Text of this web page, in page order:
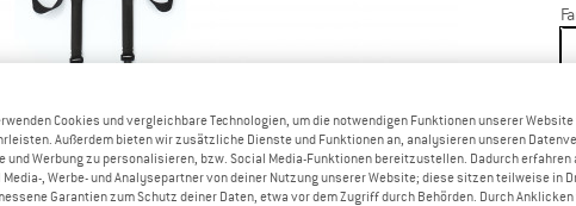
Cookies und vergleichbare Technologien, um die notwendigen Funktionen unserer Website
Außerdem bieten wir zusätzliche Dienste und Funktionen an, analysieren unseren
und Werbung zu personalisieren, bzw. Social Media-Funktionen bereitzustellen. Dadurch erfahren
Media-, Werbe- und Analysepartner von deiner Nutzung unserer Website; diese sitzen teilweise in
Garantien zum Schutz deiner Daten, etwa vor dem Zugriff durch Behörden. Durch Anklicken